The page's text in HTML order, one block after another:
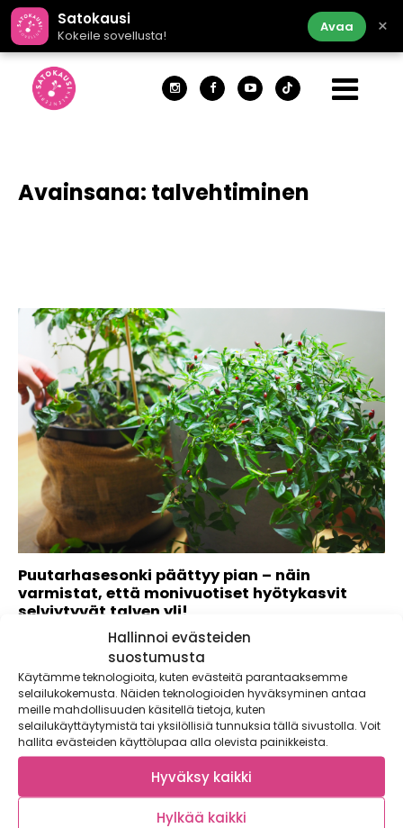
Hallinnoi evästeiden
suostumusta
Käytämme teknologioita, kuten evästeitä parantaaksemme
selailukokemusta. Näiden teknologioiden hyväksyminen antaa
meille mahdollisuuden käsitellä tietoja, kuten
selailukäyttäytymistä tai yksilöllisiä tunnuksia tällä sivustolla. Voit
hallita evästeiden käyttölupaa alla olevista painikkeista.
Hyväksy kaikki
Hylkää kaikki
Satokausi
Kokeile sovellusta!
Avaa ×
Avainsana: talvehtiminen
Puutarhasesonki päättyy pian – näin
varmistat, että monivuotiset hyötykasvit
selviytyvät talven yli!
Päivät lyhenevät, lämpötila laskee ja luonto alkaa
valmistautua syksyn saapumiseen toden teolla. Myös...